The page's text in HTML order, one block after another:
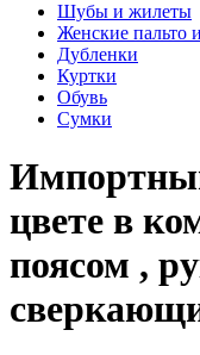
Шубы и жилеты
Женские пальто
Дубленки
Куртки
Обувь
Сумки
цвете в
поясом ,